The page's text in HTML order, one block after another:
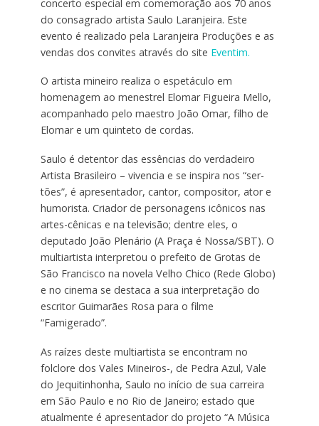
concerto especial em comemoração aos 70 anos
do consagrado artista Saulo Laranjeira. Este
evento é realizado pela Laranjeira Produções e as
vendas dos convites através do site Eventim.
O artista mineiro realiza o espetáculo em
homenagem ao menestrel Elomar Figueira Mello,
acompanhado pelo maestro João Omar, filho de
Elomar e um quinteto de cordas.
Saulo é detentor das essências do verdadeiro
Artista Brasileiro – vivencia e se inspira nos “ser-
tões”, é apresentador, cantor, compositor, ator e
humorista. Criador de personagens icônicos nas
artes-cênicas e na televisão; dentre eles, o
deputado João Plenário (A Praça é Nossa/SBT). O
multiartista interpretou o prefeito de Grotas de
São Francisco na novela Velho Chico (Rede Globo)
e no cinema se destaca a sua interpretação do
escritor Guimarães Rosa para o filme
“Famigerado”.
As raízes deste multiartista se encontram no
folclore dos Vales Mineiros-, de Pedra Azul, Vale
do Jequitinhonha, Saulo no início de sua carreira
em São Paulo e no Rio de Janeiro; estado que
atualmente é apresentador do projeto “A Música